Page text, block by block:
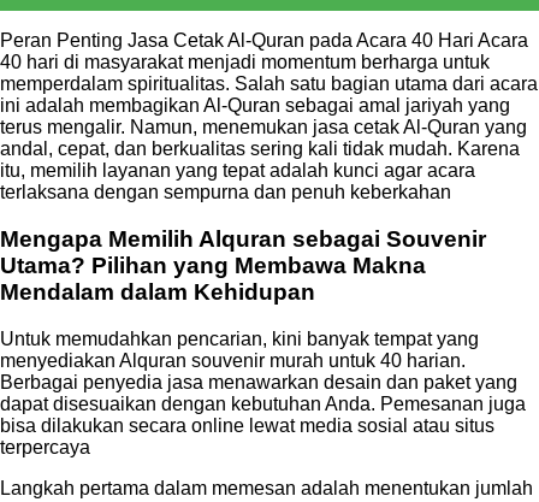
Peran Penting Jasa Cetak Al-Quran pada Acara 40 Hari Acara
40 hari di masyarakat menjadi momentum berharga untuk
memperdalam spiritualitas. Salah satu bagian utama dari acara
ini adalah membagikan Al-Quran sebagai amal jariyah yang
terus mengalir. Namun, menemukan jasa cetak Al-Quran yang
andal, cepat, dan berkualitas sering kali tidak mudah. Karena
itu, memilih layanan yang tepat adalah kunci agar acara
terlaksana dengan sempurna dan penuh keberkahan
Mengapa Memilih Alquran sebagai Souvenir
Utama? Pilihan yang Membawa Makna
Mendalam dalam Kehidupan
Untuk memudahkan pencarian, kini banyak tempat yang
menyediakan Alquran souvenir murah untuk 40 harian.
Berbagai penyedia jasa menawarkan desain dan paket yang
dapat disesuaikan dengan kebutuhan Anda. Pemesanan juga
bisa dilakukan secara online lewat media sosial atau situs
terpercaya
Langkah pertama dalam memesan adalah menentukan jumlah